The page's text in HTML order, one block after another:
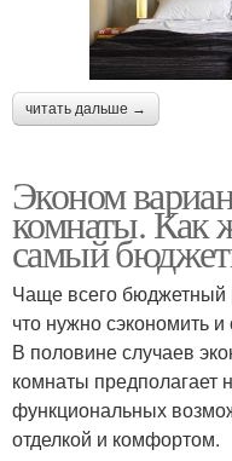
читать дальше →
Эконом
комнаты. Как
самый
Чаще всего бюджетный
что нужно сэкономить
В половине случаев
комнаты предполагает
функциональных
отделкой и комфортом.